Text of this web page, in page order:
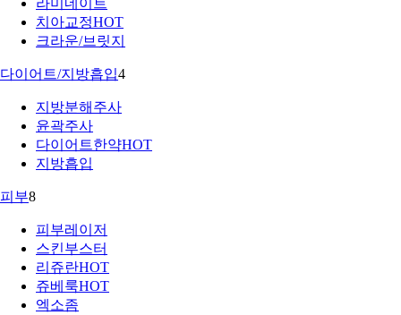
라미네이트
치아교정HOT
크라운/브릿지
다이어트/지방흡입4
지방분해주사
윤곽주사
다이어트한약HOT
지방흡입
피부8
피부레이저
스킨부스터
리쥬란HOT
쥬베룩HOT
엑소좀